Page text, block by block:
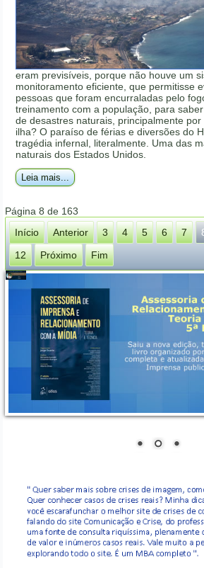
eram previsíveis, porque não houve um
monitoramento eficiente, que permitisse
pessoas que foram encurraladas pelo
treinamento com a população, para
de desastres naturais, principalmente
ilha? O paraíso de férias e diversões do
tragédia infernal, literalmente. Uma das
naturais dos Estados Unidos.
Leia mais...
Página 8 de 163
Início
Anterior 3 4 5 6 7
12
Próximo Fim